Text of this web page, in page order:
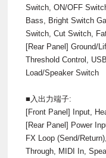
Switch, ON/OFF
Bass, Bright Switch
Switch, Cut Switch,
[Rear Panel] Ground/
Threshold Control,
Load/Speaker Switch
■入出力端子:
[Front Panel] Input,
[Rear Panel] Power
FX Loop (Send/
Through, MIDI In,